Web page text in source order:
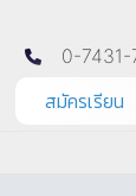
0-
สมัครเรียน